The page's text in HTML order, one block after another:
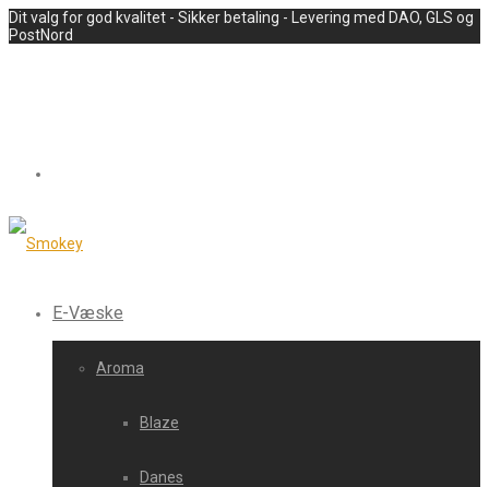
Dit valg for god kvalitet - Sikker betaling - Levering med DAO, GLS og
PostNord
E-Væske
Aroma
Blaze
Danes